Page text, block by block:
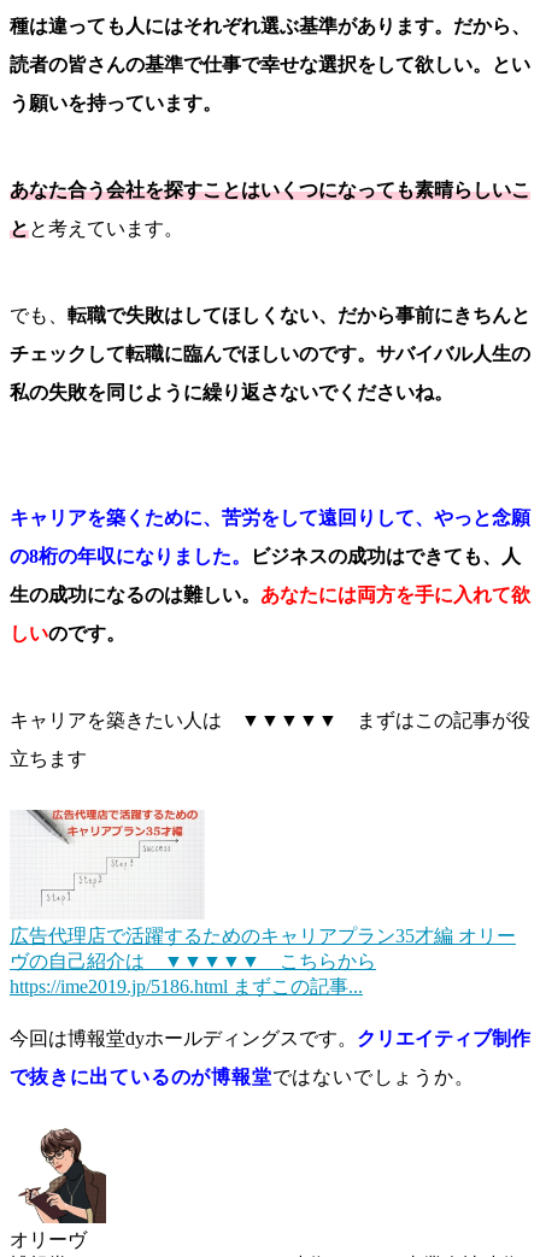
種は違っても人にはそれぞれ選ぶ基準があります。だから、
読者の皆さんの基準で仕事で幸せな選択をして欲しい。とい
う願いを持っています。
あなた合う会社を探すことはいくつになっても素晴らしいこ
とと考えています。
でも、 転職で失敗はしてほしくない、だから事前にきちんと
チェックして転職に臨んでほしいのです。サバイバル人生の
私の失敗を同じように繰り返さないでくださいね。
キャリアを築くために、苦労をして遠回りして、やっと念願
の8桁の年収になりました。
ビジネスの成功はできても、人
生の成功になるのは難しい。 あなたには両方を手に入れて欲
しいのです。
キャリアを築きたい人は ▼▼▼▼▼ まずはこの記事が役
立ちます
広告代理店で活躍するためのキャリアプラン35才編 オリー
ヴの自己紹介は ▼▼▼▼▼ こちらから
https://ime2019.jp/5186.html まずこの記事...
今回は博報堂dyホールディングスです。 クリエイティブ制作
で抜きに出ているのが博報堂ではないでしょうか。
オリーヴ